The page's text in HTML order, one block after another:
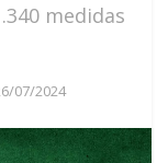
medidas
07/2024